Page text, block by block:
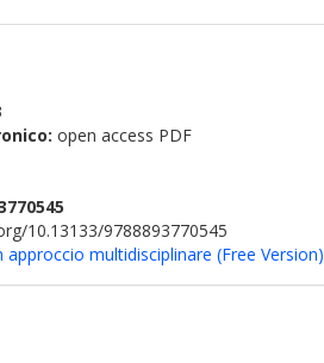
open access PDF
10.13133/9788893770545
approccio multidisciplinare (Free Version)